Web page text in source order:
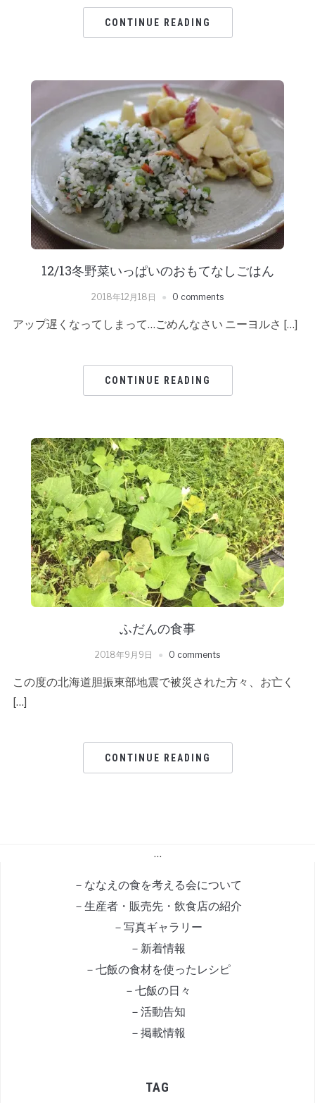
CONTINUE READING
12/13冬野菜いっぱいのおもてなしごはん
2018年12月18日 0 comments
アップ遅くなってしまって…ごめんなさい ニーヨルさ […]
CONTINUE READING
ふだんの食事
2018年9月9日 0 comments
この度の北海道胆振東部地震で被災された方々、お亡く
[…]
CONTINUE READING
…
－ななえの食を考える会について
－生産者・販売先・飲食店の紹介
－写真ギャラリー
－新着情報
－七飯の食材を使ったレシピ
－七飯の日々
－活動告知
－掲載情報
TAG